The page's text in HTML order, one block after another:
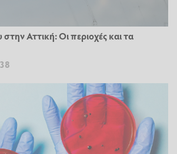
στην Αττική: Οι περιοχές και τα